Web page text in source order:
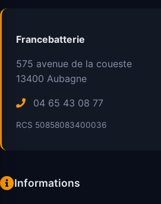
Francebatterie
575 avenue de la coueste
13400 Aubagne
04 65 43 08 77
RCS 50858083400036
Informations